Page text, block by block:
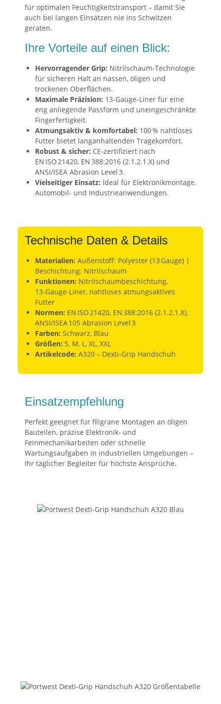
für optimalen Feuchtigkeitstransport – damit Sie
auch bei langen Einsätzen nie ins Schwitzen
geraten.
Ihre Vorteile auf einen Blick:
Hervorragender Grip: Nitrilschaum-Technologie
für sicheren Halt an nassen, öligen und
trockenen Oberflächen.
Maximale Präzision: 13‑Gauge‑Liner für eine
eng anliegende Passform und uneingeschränkte
Fingerfertigkeit.
Atmungsaktiv & komfortabel: 100 % nahtloses
Futter bietet langanhaltenden Tragekomfort.
Robust & sicher: CE‑zertifiziert nach
EN ISO 21420, EN 388:2016 (2.1.2.1.X) und
ANSI/ISEA Abrasion Level 3.
Vielseitiger Einsatz: Ideal für Elektronikmontage,
Automobil‑ und Industrieanwendungen.
Technische Daten & Details
Materialien: Außenstoff: Polyester (13 Gauge) |
Beschichtung: Nitrilschaum
Funktionen: Nitrilschaumbeschichtung,
13‑Gauge‑Liner, nahtloses atmungsaktives
Futter
Normen: EN ISO 21420, EN 388:2016 (2.1.2.1.X),
ANSI/ISEA 105 Abrasion Level 3
Farben: Schwarz, Blau
Größen: S, M, L, XL, XXL
Artikelcode: A320 – Dexti‑Grip Handschuh
Einsatzempfehlung
Perfekt geeignet für filigrane Montagen an öligen
Bauteilen, präzise Elektronik‑ und
Feinmechanikarbeiten oder schnelle
Wartungsaufgaben in industriellen Umgebungen –
Ihr täglicher Begleiter für höchste Ansprüche.